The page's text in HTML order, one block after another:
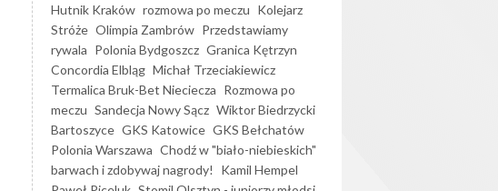
Hutnik Kraków rozmowa po meczu Kolejarz
Stróże Olimpia Zambrów Przedstawiamy
rywala Polonia Bydgoszcz Granica Kętrzyn
Concordia Elbląg Michał Trzeciakiewicz
Termalica Bruk-Bet Nieciecza Rozmowa po
meczu Sandecja Nowy Sącz Wiktor Biedrzycki
Bartoszyce GKS Katowice GKS Bełchatów
Polonia Warszawa Chodź w "biało-niebieskich"
barwach i zdobywaj nagrody!
Kamil Hempel